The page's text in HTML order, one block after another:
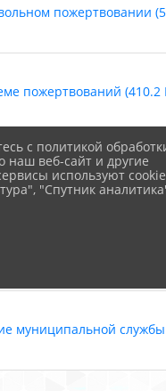
пожертвовании
пожертвований (410.2
Антикоррупция
муниципальной
с политикой
наш веб-сайт и другие
используют
"Спутник